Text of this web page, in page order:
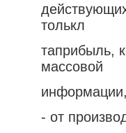
толькл
таприбыль,
массовой
- от